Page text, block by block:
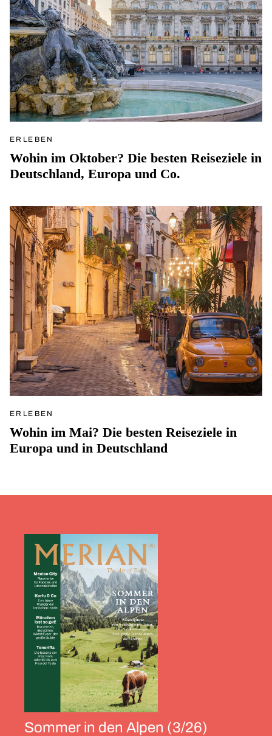
ERLEBEN
Wohin im Oktober? Die besten Reiseziele in
Deutschland, Europa und Co.
ERLEBEN
Wohin im Mai? Die besten Reiseziele in
Europa und in Deutschland
Sommer in den Alpen (3/26)